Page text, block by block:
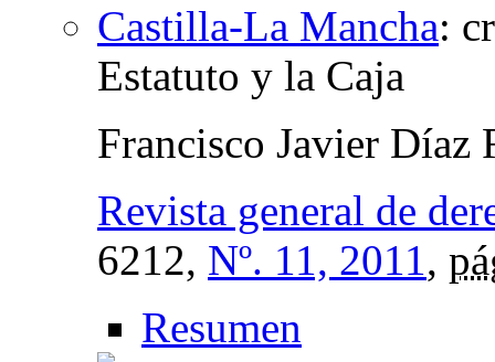
Castilla-La Mancha:
Estatuto y la Caja
Francisco Javier Díaz
Revista general de
6212, Nº. 11, 2011,
Resumen